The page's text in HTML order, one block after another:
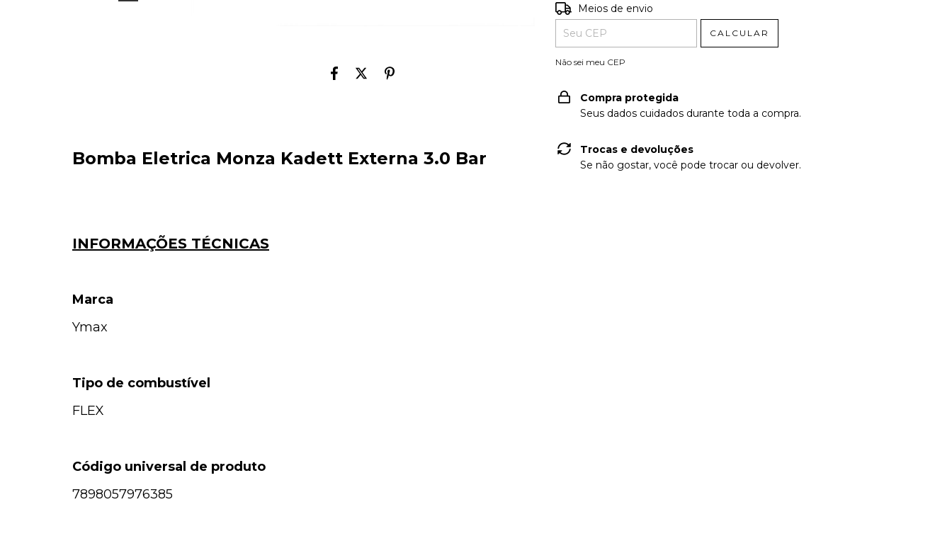
Bomba Eletrica Monza Kadett Externa 3.0 Bar
INFORMAÇÕES TÉCNICAS
Marca
Ymax
Tipo de combustível
FLEX
Código universal de produto
7898057976385
Entregas para o CEP:
Meios de envio
CALCULAR
Não sei meu CEP
Compra protegida
Seus dados cuidados durante toda a compra.
Trocas e devoluções
Se não gostar, você pode trocar ou devolver.